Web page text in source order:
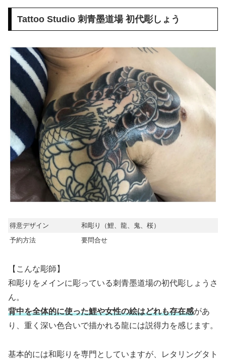
Tattoo Studio 刺青墨道場 初代彫しょう
得意デザイン
和彫り（鯉、龍、鬼、桜）
予約方法
要問合せ
【こんな彫師】
和彫りをメインに彫っている刺青墨道場の初代彫しょうさ
ん。
背中を全体的に使った鯉や女性の絵はどれも存在感があ
り、重く深い色合いで描かれる龍には説得力を感じます。
基本的には和彫りを専門としていますが、レタリングタト